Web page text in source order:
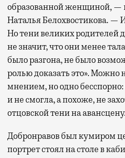
образованной женщиной, —
Наталья Белохвостикова. —
Но тени великих родителей
не значит, что они менее
было разгона, не было
ролью доказать это». Можно
мнением, но одно
и не смогла, а похоже, не
отцовской тени на авансцену.
Добронравов был кумиром
портрет стоял на столе в